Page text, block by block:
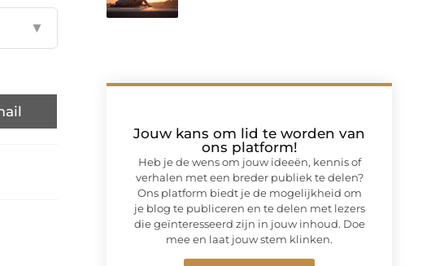
▼
Jouw kans om lid te worden van
ons platform!
Heb je de wens om jouw ideeën, kennis of
verhalen met een breder publiek te delen?
Ons platform biedt je de mogelijkheid om
je blog te publiceren en te delen met lezers
die geïnteresseerd zijn in jouw inhoud. Doe
mee en laat jouw stem klinken.